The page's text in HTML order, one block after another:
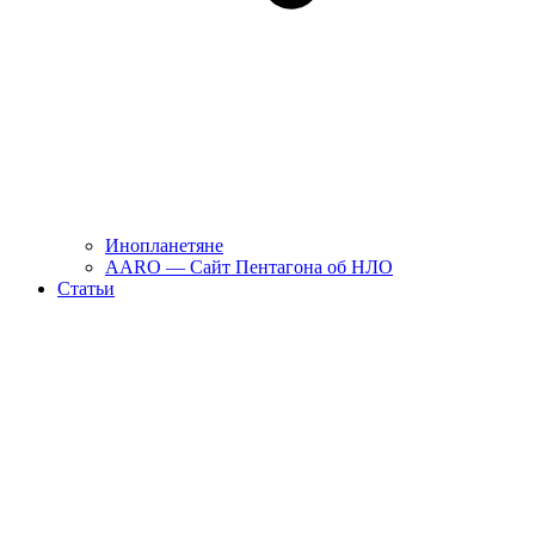
Инопланетяне
AARO — Сайт Пентагона об НЛО
Статьи